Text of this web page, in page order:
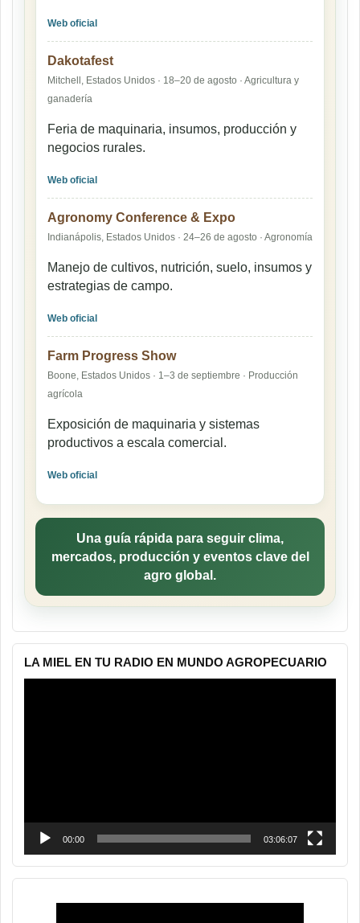
Web oficial
Dakotafest
Mitchell, Estados Unidos · 18–20 de agosto · Agricultura y
ganadería
Feria de maquinaria, insumos, producción y
negocios rurales.
Web oficial
Agronomy Conference & Expo
Indianápolis, Estados Unidos · 24–26 de agosto · Agronomía
Manejo de cultivos, nutrición, suelo, insumos y
estrategias de campo.
Web oficial
Farm Progress Show
Boone, Estados Unidos · 1–3 de septiembre · Producción
agrícola
Exposición de maquinaria y sistemas
productivos a escala comercial.
Web oficial
Una guía rápida para seguir clima,
mercados, producción y eventos clave del
agro global.
LA MIEL EN TU RADIO EN MUNDO AGROPECUARIO
00:00 03:06:07